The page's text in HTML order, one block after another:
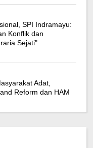
SPI Indramayu:
Konflik dan
Sejati"
Adat,
Reform dan HAM